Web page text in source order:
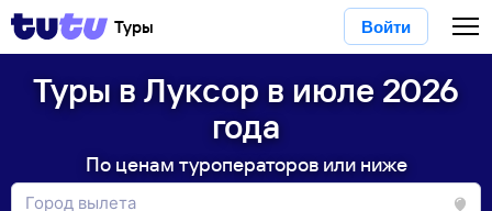
Туры Войти
Туры в Луксор в июле 2026
года
По ценам туроператоров или ниже